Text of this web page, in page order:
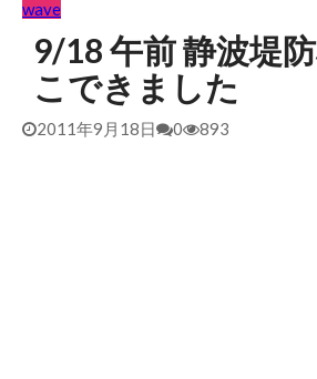
2026/5/25 御前崎方面 カレント
2026年5月25日
2026/5/13 静波 ダンパー中心
2026/5/12 静波 久しぶりにいい波
wave
9/18 午前 静波堤
こできました
2011年9月18日 0 893